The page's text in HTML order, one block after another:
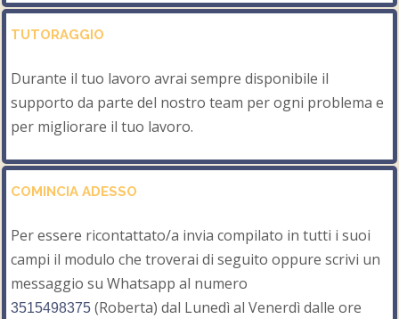
TUTORAGGIO
Durante il tuo lavoro avrai sempre disponibile il
supporto da parte del nostro team per ogni problema e
per migliorare il tuo lavoro.
COMINCIA ADESSO
Per essere ricontattato/a invia compilato in tutti i suoi
campi il modulo che troverai di seguito oppure scrivi un
messaggio su Whatsapp al numero
3515498375 (Roberta) dal Lunedì al Venerdì dalle ore